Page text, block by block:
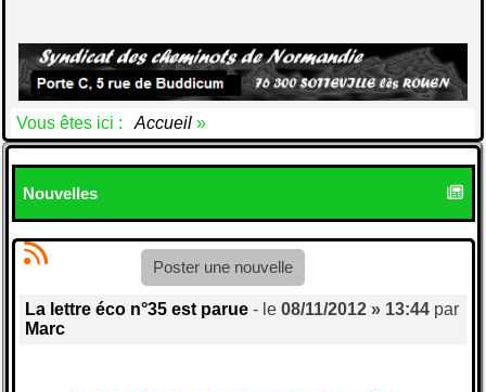
Vous êtes ici : Accueil »
Nouvelles
Poster une nouvelle
La lettre éco n°35 est parue - le 08/11/2012 » 13:44par
Marc